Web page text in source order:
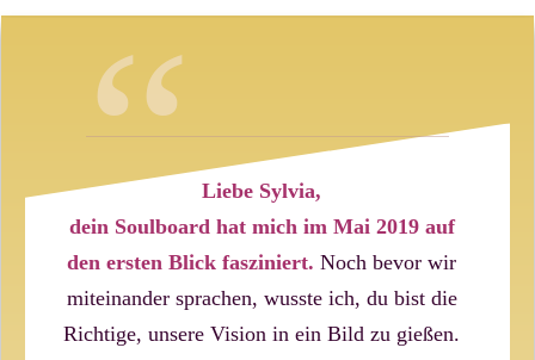
“ Liebe Sylvia,
dein Soulboard hat mich im Mai 2019 auf
den ersten Blick fasziniert. Noch bevor wir
miteinander sprachen, wusste ich, du bist die
Richtige, unsere Vision in ein Bild zu gießen.